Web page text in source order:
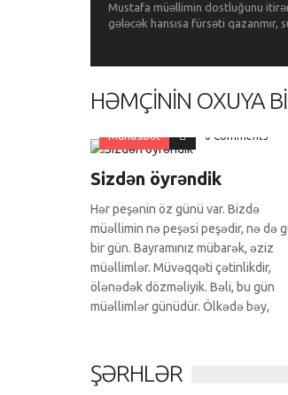
Mustafa müəllimin dostluğunu
gələcək hansısa fürsəti
HƏMÇININ OXUYA
Münasibət 0 Comments
Sizdən öyrəndik
Hər peşənin öz günü var. Bizdə
müəllimin nə peşəsi peşədir, nə də
bir gün. Bayramınız mübarək, əziz
müəllimlər. Müvəqqəti çətinlikdir,
ölənədək dözməliyik. Bəli, bu gün
müəllimlər günüdür. Ölkədə bəy,
ŞƏRHLƏR